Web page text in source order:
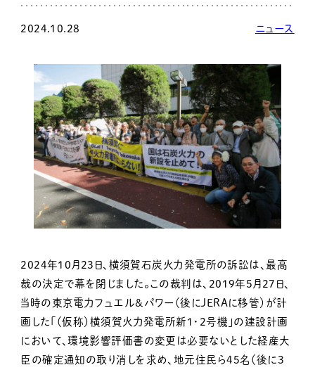
2024.10.28 ニュース
2024年10月23日、横須賀石炭火力発電所の訴訟は、最高
裁の決定で幕を閉じました。この裁判は、2019年5月27日、
当時の東京電力フュエル＆パワー（後にJERAに移管）が計
画した「（仮称）横須賀火力発電所新1・2号機」の建設計画
において、環境影響評価書の変更は必要ないとした経産大
臣の確定通知の取り消しを求め、地元住民ら45名（後に3